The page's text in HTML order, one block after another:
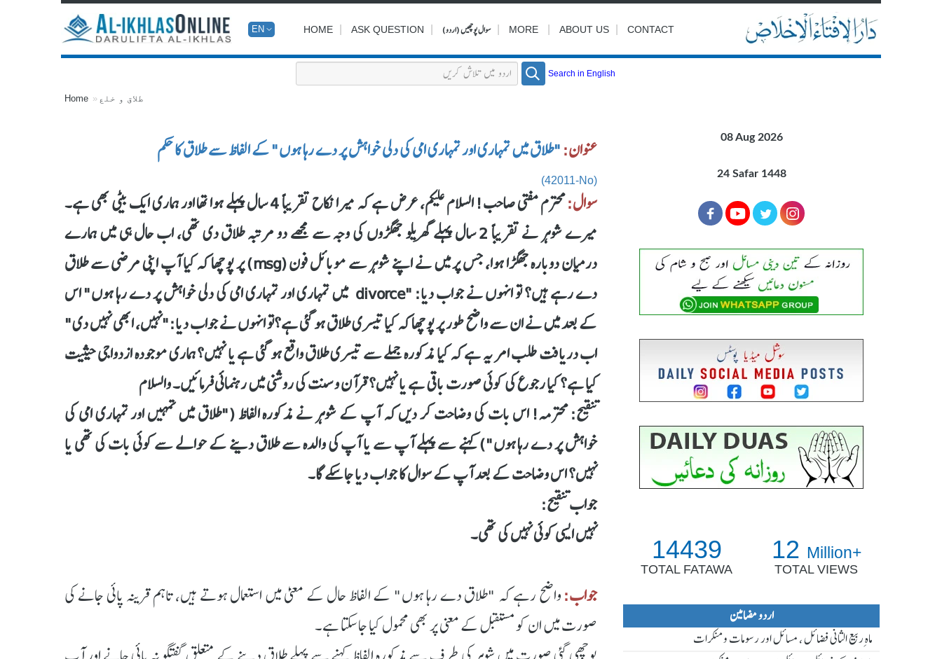
EN HOME ASK QUESTION سوال پوچھیں (اردو) MORE ABOUT US CONTACT
Search in English
Home طلاق و خلع
عنوان:"طلاق میں تمہاری اور تمہاری امی کی دلی خواہش پر دے رہا ہوں" کے الفاظ سے طلاق کا حکم
(42011-No)
سوال:
محترم مفتی صاحب! السلام علیکم، عرض ہے کہ میرا نکاح تقریباً 4 سال پہلے ہوا تھا اور ہماری ایک بیٹی بھی ہے۔
میرے شوہر نے تقریباً 2 سال پہلے گھریلو جھگڑوں کی وجہ سے مجھے دو مرتبہ طلاق دی تھی، اب حال ہی میں ہمارے
درمیان دوبارہ جھگڑا ہوا، جس پر میں نے اپنے شوہر سے موبائل فون (msg) پر پوچھا کہ کیا آپ اپنی مرضی سے طلاق
دے رہے ہیں؟ تو انہوں نے جواب دیا: "divorce میں تمہاری اور تمہاری امی کی دلی خواہش پر دے رہا ہوں" اس
کے بعد میں نے ان سے واضح طور پر پوچھا کہ کیا تیسری طلاق ہو گئی ہے؟تو انہوں نے جواب دیا:"نہیں، ابھی نہیں دی"
اب دریافت طلب امر یہ ہے کہ کیا مذکورہ جملے سے تیسری طلاق واقع ہو گئی ہے یا نہیں؟ ہماری موجودہ ازدواجی حیثیت
کیا ہے؟ کیا رجوع کی کوئی صورت باقی ہے یا نہیں؟ قرآن و سنت کی روشنی میں رہنمائی فرمائیں۔ والسلام
تنقیح: محترمہ! اس بات کی وضاحت کر دیں کہ آپ کے شوہر نے مذکورہ الفاظ ("طلاق میں تمہیں اور تمہاری امی کی
خواہش پر دے رہا ہوں") کہنے سے پہلے آپ سے یا آپ کی والدہ سے طلاق دینے کے حوالے سے کوئی بات کی تھی یا
نہیں؟ اس وضاحت کے بعد آپ کے سوال کا جواب دیا جا سکے گا۔
جواب تنقیح:
نہیں ایسی کوئی نہیں کی تھی۔
جواب:واضح رہے کہ "طلاق دے رہا ہوں" کے الفاظ حال کے معنیٰ میں استعمال ہوتے ہیں، تاہم قرینہ پائی جانے کی
صورت میں ان کو مستقبل کے معنی پر بھی محمول کیا جاسکتا ہے۔
08 Aug 2026
24 Safar 1448
14439
TOTAL FATAWA
12 Million+
TOTAL VIEWS
اردو مضامین
ماہ ِربیع الثانی فضائل ، مسائل اور رسومات و منکرات